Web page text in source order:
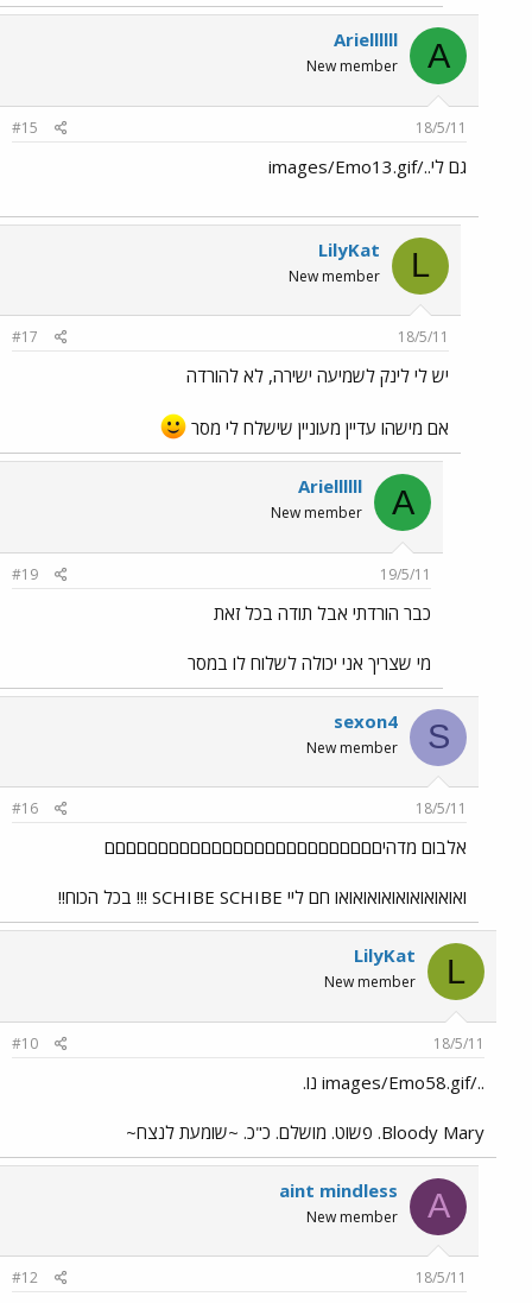
A
Ariellllll
New member
18/5/11
#15
גם לי../images/Emo13.gif
L
LilyKat
New member
18/5/11
#17
יש לי לינק לשמיעה ישירה, לא להורדה
אם מישהו עדיין מעוניין שישלח לי מסר
A
Ariellllll
New member
19/5/11
#19
כבר הורדתי אבל תודה בכל זאת
מי שצריך אני יכולה לשלוח לו במסר
S
sexon4
New member
18/5/11
#16
אלבום מדהיםםםםםםםםםםםםםםםםםםםםםםםםםם
ואואואואואואואואואו חם ליי SCHIBE SCHIBE !!! בכל הכוח!!
L
LilyKat
New member
18/5/11
#10
../images/Emo58.gif נו.
Bloody Mary. פשוט. מושלם. כ"כ. ~שומעת לנצח~
A
aint mindless
New member
18/5/11
#12